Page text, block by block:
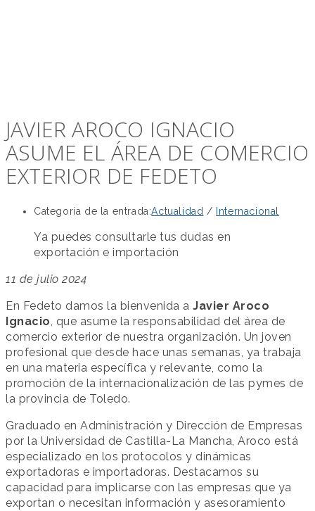
JAVIER AROCO IGNACIO
ASUME EL ÁREA DE COMERCIO
EXTERIOR DE FEDETO
Categoría de la entrada:Actualidad / Internacional
Ya puedes consultarle tus dudas en
exportación e importación
11 de julio 2024
En Fedeto damos la bienvenida a Javier Aroco
Ignacio, que asume la responsabilidad del área de
comercio exterior de nuestra organización. Un joven
profesional que desde hace unas semanas, ya trabaja
en una materia específica y relevante, como la
promoción de la internacionalización de las pymes de
la provincia de Toledo.
Graduado en Administración y Dirección de Empresas
por la Universidad de Castilla-La Mancha, Aroco está
especializado en los protocolos y dinámicas
exportadoras e importadoras. Destacamos su
capacidad para implicarse con las empresas que ya
exportan o necesitan información y asesoramiento